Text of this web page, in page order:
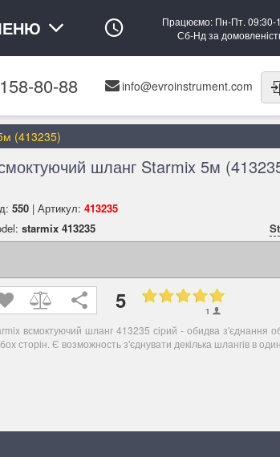
Працюємо: Пн-Пт. 09:30-
Сб-Нд за
80-88 info@evroinstrument.com
(413235)
шланг Starmix 5м
550| Артикул: 413235
starmix 413235
5 1
всмоктуючий шланг 413235 сірий - обидва з'єднання
сторін. Є возможнoсть з'єднувати декілька шлангів в oдин.